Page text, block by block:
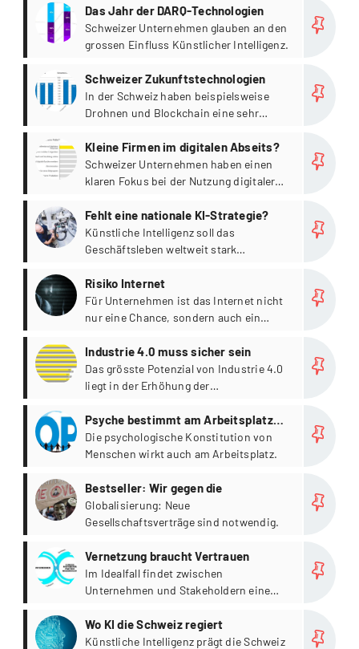
Das Jahr der DARQ-Technologien
Schweizer Unternehmen glauben an den
grossen Einfluss Künstlicher Intelligenz.
Schweizer Zukunftstechnologien
In der Schweiz haben beispielsweise
Drohnen und Blockchain eine sehr
Kleine Firmen im digitalen Abseits?
Schweizer Unternehmen haben einen
klaren Fokus bei der Nutzung digitaler
Fehlt eine nationale KI-Strategie?
Künstliche Intelligenz soll das
Geschäftsleben weltweit stark
Risiko Internet
Für Unternehmen ist das Internet nicht
nur eine Chance, sondern auch ein
Industrie 4.0 muss sicher sein
Das grösste Potenzial von Industrie 4.0
liegt in der Erhöhung der
Psyche bestimmt am Arbeitsplatz
mit
Die psychologische Konstitution von
Menschen wirkt auch am Arbeitsplatz.
Bestseller: Wir gegen die
Globalisierung: Neue
Gesellschaftsverträge sind notwendig.
Vernetzung braucht Vertrauen
Im Idealfall findet zwischen
Unternehmen und Stakeholdern eine
Wo KI die Schweiz regiert
Künstliche Intelligenz prägt die Schweiz